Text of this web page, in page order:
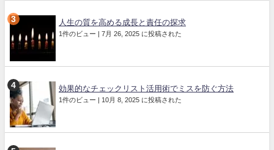
人生の質を高める成長と責任の探求
1件のビュー | 7月 26, 2025 に投稿された
効果的なチェックリスト活用術でミスを防ぐ方法
1件のビュー | 10月 8, 2025 に投稿された